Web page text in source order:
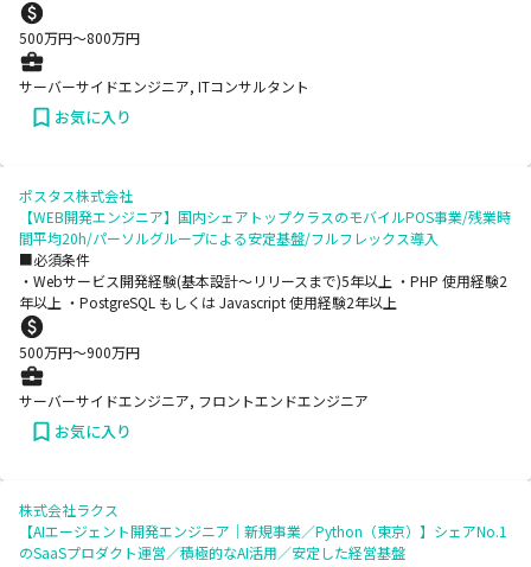
500万円〜800万円
サーバーサイドエンジニア, ITコンサルタント
お気に入り
ポスタス株式会社
【WEB開発エンジニア】国内シェアトップクラスのモバイルPOS事業/残業時
間平均20h/パーソルグループによる安定基盤/フルフレックス導入
■必須条件
・Webサービス開発経験(基本設計〜リリースまで)5年以上 ・PHP 使用経験2
年以上 ・PostgreSQL もしくは Javascript 使用経験2年以上
500万円〜900万円
サーバーサイドエンジニア, フロントエンドエンジニア
お気に入り
株式会社ラクス
【AIエージェント開発エンジニア｜新規事業／Python（東京）】シェアNo.1
のSaaSプロダクト運営／積極的なAI活用／安定した経営基盤